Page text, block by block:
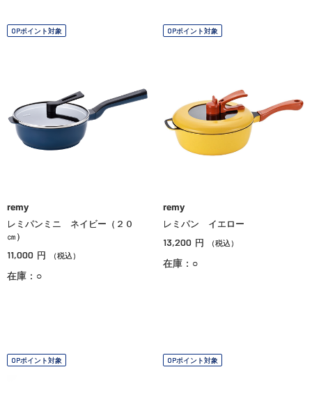
OPポイント対象
remy
レミパンミニ ネイビー（２０
㎝）
11,000 円 （税込）
在庫：○
OPポイント対象
remy
レミパン イエロー
13,200 円 （税込）
在庫：○
OPポイント対象 OPポイント対象